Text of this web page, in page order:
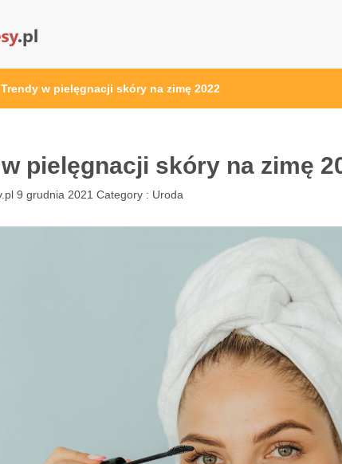
Trendy w pielęgnacji skóry na zimę 2022
pielęgnacji skóry na zimę
9 grudnia 2021 Category : Uroda